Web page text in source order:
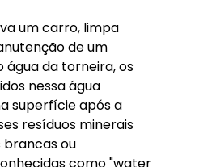
um carro, limpa
de um
água da torneira, os
nessa água
superfície após a
resíduos minerais
ou